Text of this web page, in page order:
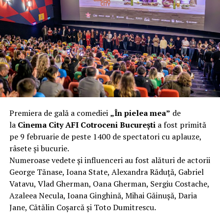
40 km/h. Nu s-a prăbușit, dar s-a deformat atât de tare
încât nu a mai putut fi pliat. Proprietarul l-a aruncat la
fier vechi a doua zi. Asta ca să fie clar de la început: nu
vorbim despre preferințe estetice, ci despre
funcționalitate reală.
Aluminiul, pe scurt: ușor,
rezistent la coroziune, dar cu
nuanțe
Aluminiul e materialul care apare primul în conversație
când cineva caută un pavilion ușor. Și pe bună dreptate.
Densitatea aluminiului e de aproximativ 2,7 g/cm³, față
de circa 7,8 g/cm³ pentru oțel. Practic, la un volum
identic, aluminiul cântărește cam o treime din greutatea
oțelului. Pentru oricine transportă, montează și
demontează frecvent o structură, diferența asta se
Premiera de gală a comediei „În pielea mea” de
la Cinema City AFI Cotroceni Bucureștia fost primită
pe 9 februarie de peste 1400 de spectatori cu aplauze,
râsete și bucurie.
Numeroase vedete și influenceri au fost alături de actorii
George Tănase, Ioana State, Alexandra Răduță, Gabriel
Vatavu, Vlad Gherman, Oana Gherman, Sergiu Costache,
Azaleea Necula, Ioana Ginghină, Mihai Găinușă, Daria
Jane, Cătălin Coșarcă și Toto Dumitrescu.